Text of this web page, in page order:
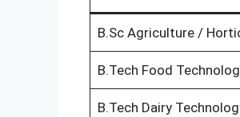
B.Sc Agriculture /
B.Tech Food
B.Tech Dairy